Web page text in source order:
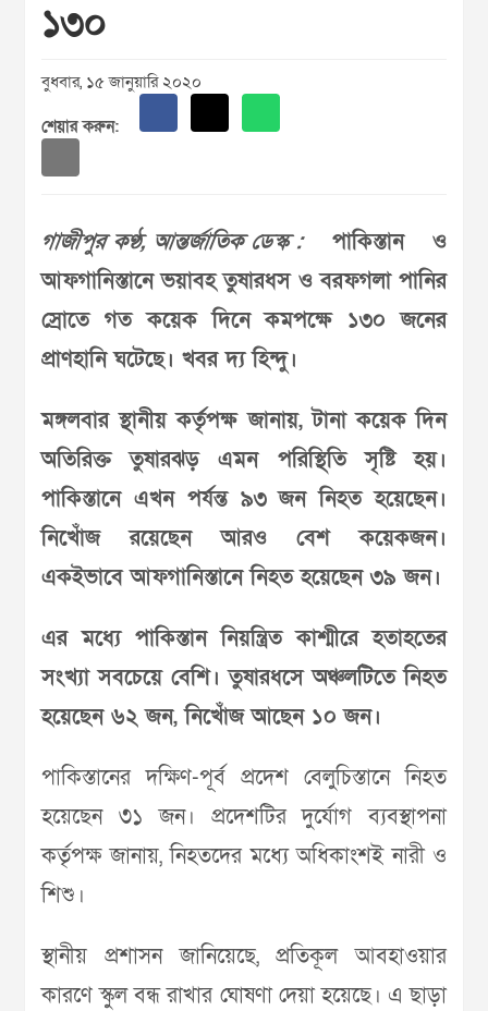
১৩০
বুধবার, ১৫ জানুয়ারি ২০২০
শেয়ার করুন:
গাজীপুর কণ্ঠ, আন্তর্জাতিক ডেস্ক :পাকিস্তান ও
আফগানিস্তানে ভয়াবহ তুষারধস ও বরফগলা পানির
স্রোতে গত কয়েক দিনে কমপক্ষে ১৩০ জনের
প্রাণহানি ঘটেছে। খবর দ্য হিন্দু।
মঙ্গলবার স্থানীয় কর্তৃপক্ষ জানায়, টানা কয়েক দিন
অতিরিক্ত তুষারঝড় এমন পরিস্থিতি সৃষ্টি হয়।
পাকিস্তানে এখন পর্যন্ত ৯৩ জন নিহত হয়েছেন।
নিখোঁজ রয়েছেন আরও বেশ কয়েকজন।
একইভাবে আফগানিস্তানে নিহত হয়েছেন ৩৯ জন।
এর মধ্যে পাকিস্তান নিয়ন্ত্রিত কাশ্মীরে হতাহতের
সংখ্যা সবচেয়ে বেশি। তুষারধসে অঞ্চলটিতে নিহত
হয়েছেন ৬২ জন, নিখোঁজ আছেন ১০ জন।
পাকিস্তানের দক্ষিণ-পূর্ব প্রদেশ বেলুচিস্তানে নিহত
হয়েছেন ৩১ জন। প্রদেশটির দুর্যোগ ব্যবস্থাপনা
কর্তৃপক্ষ জানায়, নিহতদের মধ্যে অধিকাংশই নারী ও
শিশু।
স্থানীয় প্রশাসন জানিয়েছে, প্রতিকূল আবহাওয়ার
কারণে স্কুল বন্ধ রাখার ঘোষণা দেয়া হয়েছে। এ ছাড়া